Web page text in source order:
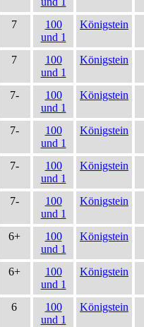
7
100
und 1
Königstein
7
100
und 1
Königstein
7-
100
und 1
Königstein
7-
100
und 1
Königstein
7-
100
und 1
Königstein
7-
100
und 1
Königstein
6+
100
und 1
Königstein
6+
100
und 1
Königstein
6
100
und 1
Königstein